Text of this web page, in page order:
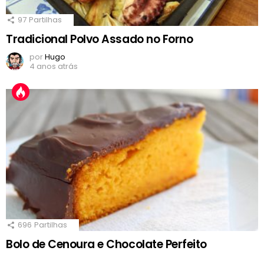
97 Partilhas
Tradicional Polvo Assado no Forno
porHugo
4 anos atrás
696 Partilhas
Bolo de Cenoura e Chocolate Perfeito